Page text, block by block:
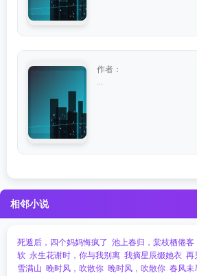
作者：
相邻小说
死遁后，四个妈妈悔疯了 池上春归，棠枝栖倦客
软 永生花谢时，你与我别离 我摘星辰缀她衣 再
雪满山 晚时风，吹散你 晚时风，吹散你 春风未